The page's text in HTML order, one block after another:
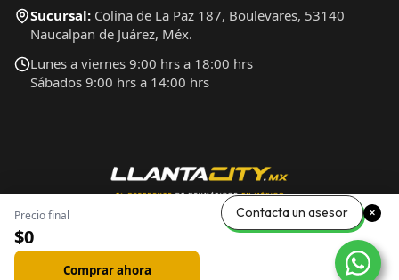
Precio final
$0
Comprar ahora
Sucursal: Colina de La Paz 187, Boulevares, 53140
Naucalpan de Juárez, Méx.
Lunes a viernes 9:00 hrs a 18:00 hrs
Sábados 9:00 hrs a 14:00 hrs
Contacta un asesor